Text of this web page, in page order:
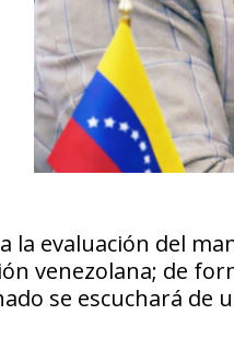
la evaluación del
venezolana; de
se escuchará de